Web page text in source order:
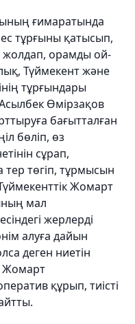
ғимаратында
тұрғыны қатысып,
жолдап, орамды ой-
Түймекент және
тұрғындары
Өмірзақов
бағытталған
бөліп, өз
сұрап,
төгіп, тұрмысын
Түймекенттік Жомарт
мал
жерлерді
алуға дайын
деген ниетін
Жомарт
құрып, тиісті